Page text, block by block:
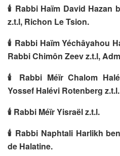
🕯 Rabbi Haïm David Hazan
z.t.l, Richon Le Tsion.
🕯 Rabbi Haïm Yéchâyahou
Rabbi Chimôn Zeev z.t.l,
🕯
Rabbi Méïr Chalom
Yossef Halévi Rotenberg z.t.l.
🕯 Rabbi Méïr Yisraël z.t.l.
🕯 Rabbi Naphtali Harlikh
de Halatine.